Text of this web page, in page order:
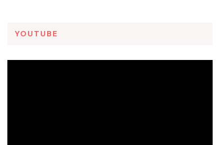
YOUTUBE